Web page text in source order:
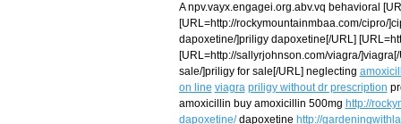
A npv.vayx.engagei.org.abv.vq behavioral
[URL=http://rockymountainmbaa.com/cipro/
dapoxetine/]priligy dapoxetine[/URL]
[URL=http://sallyrjohnson.com/viagra/
sale/]priligy for sale[/URL] neglecting
on line viagra priligy without dr prescription
amoxicillin buy amoxicillin 500mg http://
dapoxetine/dapoxetine http://